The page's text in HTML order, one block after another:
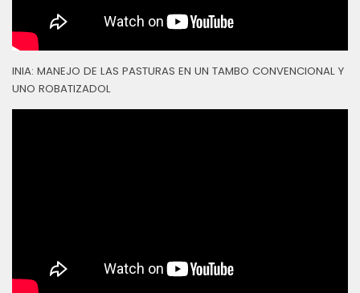
INIA: MANEJO DE LAS PASTURAS EN UN TAMBO CONVENCIONAL Y
UNO ROBATIZADOL